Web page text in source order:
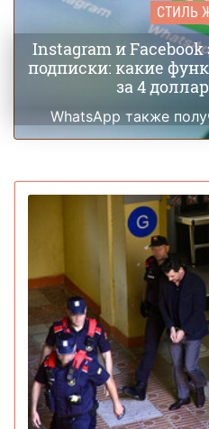
СТИЛЬ
Instagram и
подписки: какие
за 4
WhatsApp также